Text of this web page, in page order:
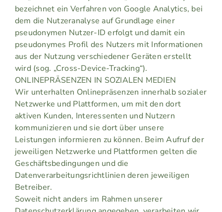
bezeichnet ein Verfahren von Google Analytics, bei
dem die Nutzeranalyse auf Grundlage einer
pseudonymen Nutzer-ID erfolgt und damit ein
pseudonymes Profil des Nutzers mit Informationen
aus der Nutzung verschiedener Geräten erstellt
wird (sog. „Cross-Device-Tracking“).
ONLINEPRÄSENZEN IN SOZIALEN MEDIEN
Wir unterhalten Onlinepräsenzen innerhalb sozialer
Netzwerke und Plattformen, um mit den dort
aktiven Kunden, Interessenten und Nutzern
kommunizieren und sie dort über unsere
Leistungen informieren zu können. Beim Aufruf der
jeweiligen Netzwerke und Plattformen gelten die
Geschäftsbedingungen und die
Datenverarbeitungsrichtlinien deren jeweiligen
Betreiber.
Soweit nicht anders im Rahmen unserer